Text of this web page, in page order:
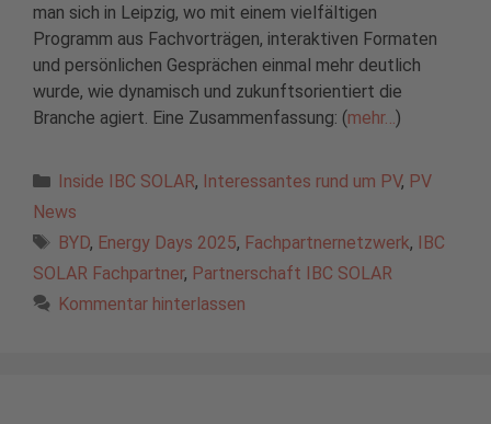
man sich in Leipzig, wo mit einem vielfältigen
Programm aus Fachvorträgen, interaktiven Formaten
und persönlichen Gesprächen einmal mehr deutlich
wurde, wie dynamisch und zukunftsorientiert die
Branche agiert. Eine Zusammenfassung: (mehr… )
Kategorien
Inside IBC SOLAR, Interessantes rund um PV, PV
News
Schlagwörter
BYD, Energy Days 2025, Fachpartnernetzwerk, IBC
SOLAR Fachpartner, Partnerschaft IBC SOLAR
Kommentar hinterlassen